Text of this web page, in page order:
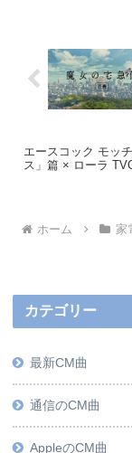
エースコック モッ
ス」篇 × ローラ
ホーム 家
カテゴリー
最新CM曲
通信のCM曲
AppleのCM曲